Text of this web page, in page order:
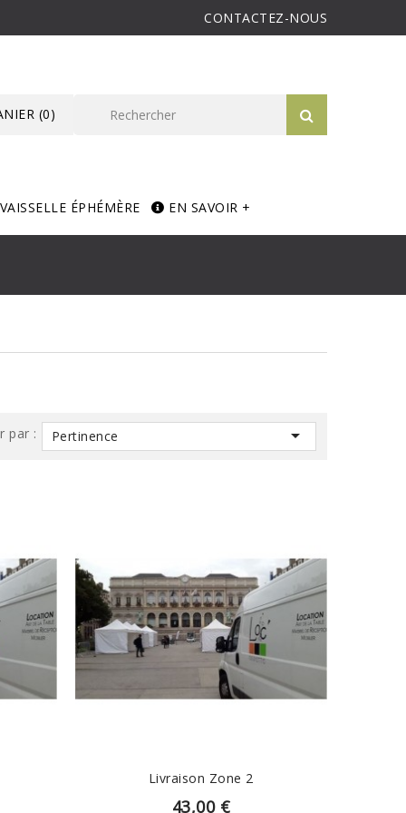
CONTACTEZ-NOUS
(0)
VAISSELLE ÉPHÉMÈRE EN SAVOIR +
par : Pertinence 
EN SAVOIR PLUS
Livraison Zone 2
43,00 €